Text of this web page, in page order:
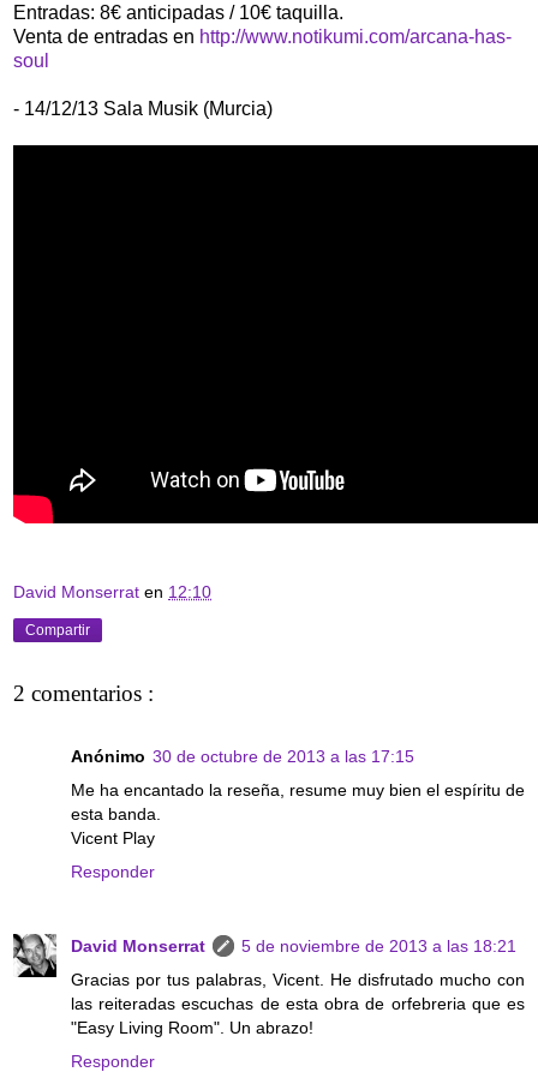
Entradas: 8€ anticipadas / 10€ taquilla.
Venta de entradas en http://www.notikumi.com/arcana-has-
soul
- 14/12/13 Sala Musik (Murcia)
David Monserrat en 12:10
Compartir
2 comentarios :
Anónimo 30 de octubre de 2013 a las 17:15
Me ha encantado la reseña, resume muy bien el espíritu de
esta banda.
Vicent Play
Responder
David Monserrat
5 de noviembre de 2013 a las 18:21
Gracias por tus palabras, Vicent. He disfrutado mucho con
las reiteradas escuchas de esta obra de orfebreria que es
"Easy Living Room". Un abrazo!
Responder